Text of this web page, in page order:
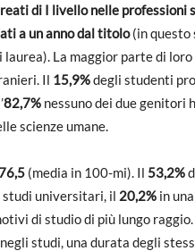
di I livello nelle
a un anno dal titolo(in questo
La maggior parte di loro
Il 15,9%degli studenti
82,7% nessuno dei due genitori
scienze umane.
(media in 100-mi). Il 53,2%
studi universitari, il 20,2% in
di studio di più lungo
studi, una durata degli